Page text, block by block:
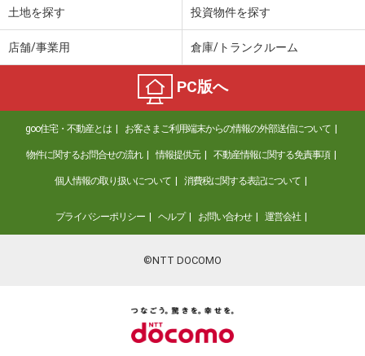
土地を探す 投資物件を探す
店舗/事業用 倉庫/トランクルーム
PC版へ
goo住宅・不動産とは お客さまご利用端末からの情報の外部送信について
物件に関するお問合せの流れ 情報提供元 不動産情報に関する免責事項
個人情報の取り扱いについて 消費税に関する表記について
プライバシーポリシー ヘルプ お問い合わせ 運営会社
©NTT DOCOMO